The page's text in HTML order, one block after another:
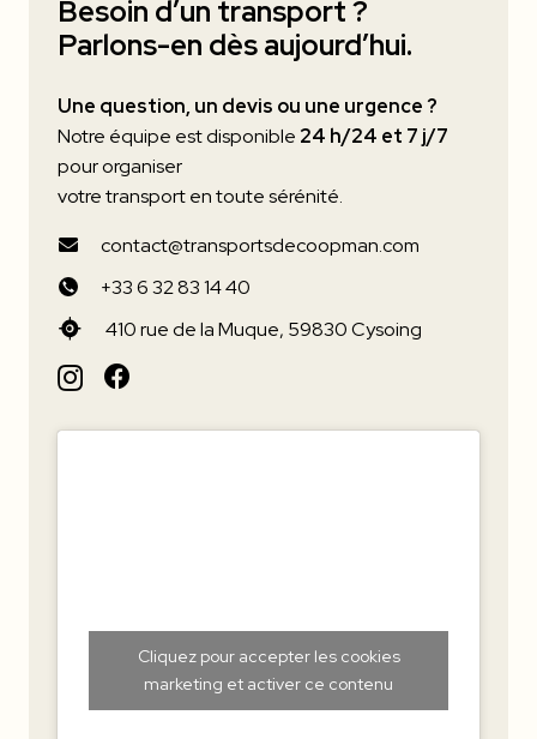
Besoin d’un transport ?
Parlons-en dès aujourd’hui.
Une question, un devis ou une urgence ?
Notre équipe est disponible 24 h/24 et 7 j/7
pour organiser
votre transport en toute sérénité.
contact@transportsdecoopman.com
+33 6 32 83 14 40
410 rue de la Muque, 59830 Cysoing
Cliquez pour accepter les cookies
marketing et activer ce contenu